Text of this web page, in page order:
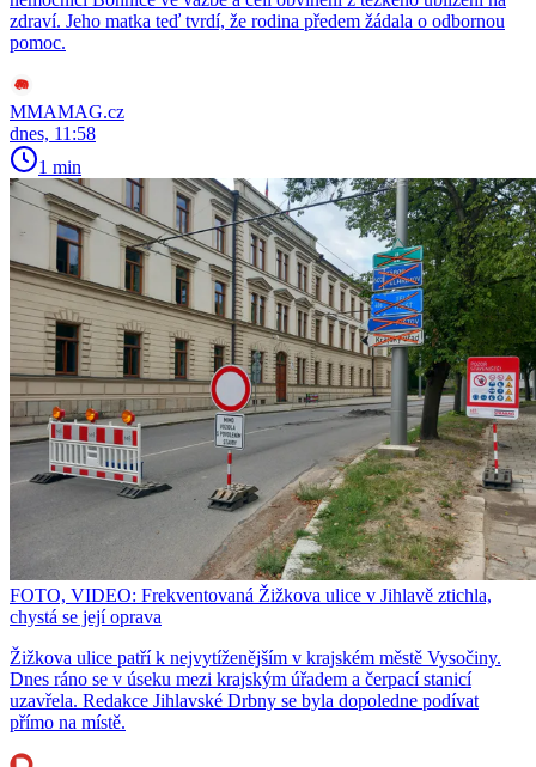
zdraví. Jeho matka teď tvrdí, že rodina předem žádala o odbornou
pomoc.
MMAMAG.cz
dnes, 11:58
1 min
FOTO, VIDEO: Frekventovaná Žižkova ulice v Jihlavě ztichla,
chystá se její oprava
Žižkova ulice patří k nejvytíženějším v krajském městě Vysočiny.
Dnes ráno se v úseku mezi krajským úřadem a čerpací stanicí
uzavřela. Redakce Jihlavské Drbny se byla dopoledne podívat
přímo na místě.